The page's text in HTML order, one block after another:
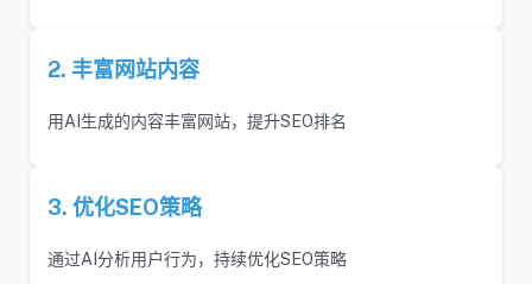
2. 丰富网站内容
用AI生成的内容丰富网站，提升SEO排名
3. 优化SEO策略
通过AI分析用户行为，持续优化SEO策略